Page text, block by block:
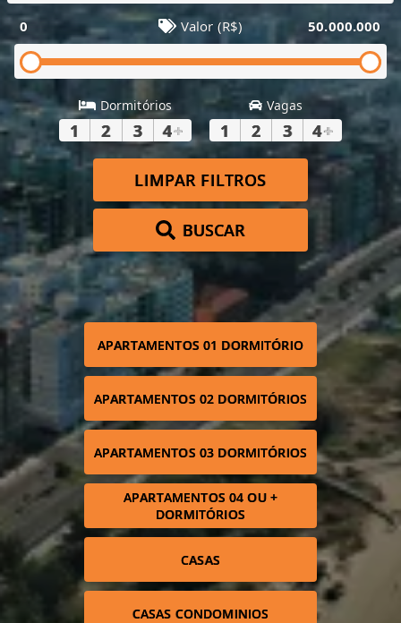
0 Valor (R$) 50.000.000
Dormitórios
1 2 3 4+
Vagas
1 2 3 4+
LIMPAR FILTROS
BUSCAR
APARTAMENTOS 01 DORMITÓRIO
APARTAMENTOS 02 DORMITÓRIOS
APARTAMENTOS 03 DORMITÓRIOS
APARTAMENTOS 04 OU +
DORMITÓRIOS
CASAS
CASAS CONDOMINIOS